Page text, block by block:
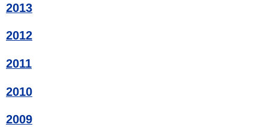
2013
2012
2011
2010
2009